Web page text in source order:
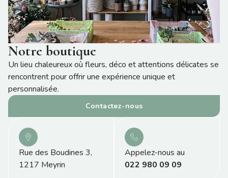
Notre boutique
Un lieu chaleureux où fleurs, déco et attentions délicates se
rencontrent pour offrir une expérience unique et
personnalisée.
Contactez-nous
Rue des Boudines 3,
1217 Meyrin
022 980 09 09
Appelez-nous au